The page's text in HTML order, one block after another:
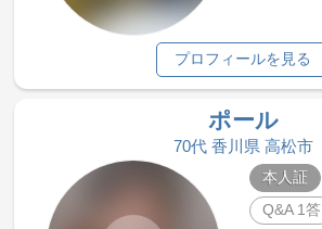
プロフィールを見る
ポール
70代 香川県 高松市
本人証
Q&A 1答